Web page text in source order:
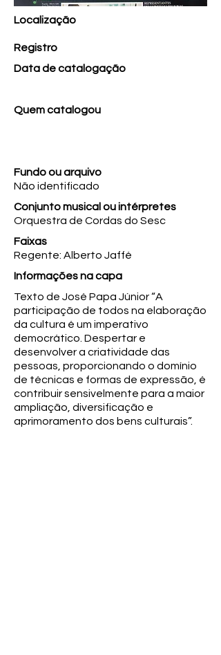
Localização
Registro
Data de catalogação
Quem catalogou
Fundo ou arquivo
Não identificado
Conjunto musical ou intérpretes
Orquestra de Cordas do Sesc
Faixas
Regente: Alberto Jaffé
Informações na capa
Texto de José Papa Júnior “A
participação de todos na elaboração
da cultura é um imperativo
democrático. Despertar e
desenvolver a criatividade das
pessoas, proporcionando o domínio
de técnicas e formas de expressão, é
contribuir sensivelmente para a maior
ampliação, diversificação e
aprimoramento dos bens culturais”.